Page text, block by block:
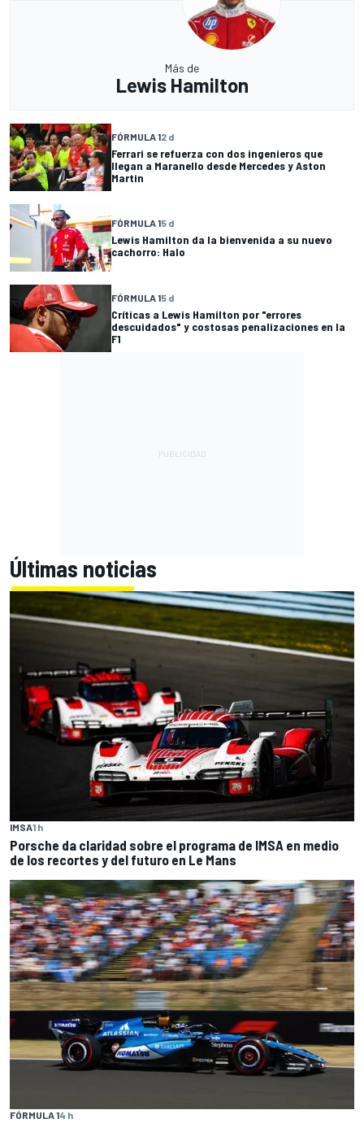
Más de
Lewis Hamilton
FÓRMULA 12 d
Ferrari se refuerza con dos ingenieros que
llegan a Maranello desde Mercedes y Aston
Martin
FÓRMULA 15 d
Lewis Hamilton da la bienvenida a su nuevo
cachorro: Halo
FÓRMULA 15 d
Críticas a Lewis Hamilton por "errores
descuidados" y costosas penalizaciones en la
F1
Últimas noticias
IMSA1 h
Porsche da claridad sobre el programa de IMSA en medio
de los recortes y del futuro en Le Mans
FÓRMULA 14 h